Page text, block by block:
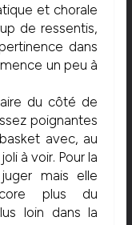
et chorale
de ressentis,
dans
un peu à
du côté de
poignantes
avec, au
à voir. Pour la
mais elle
plus du
loin dans la